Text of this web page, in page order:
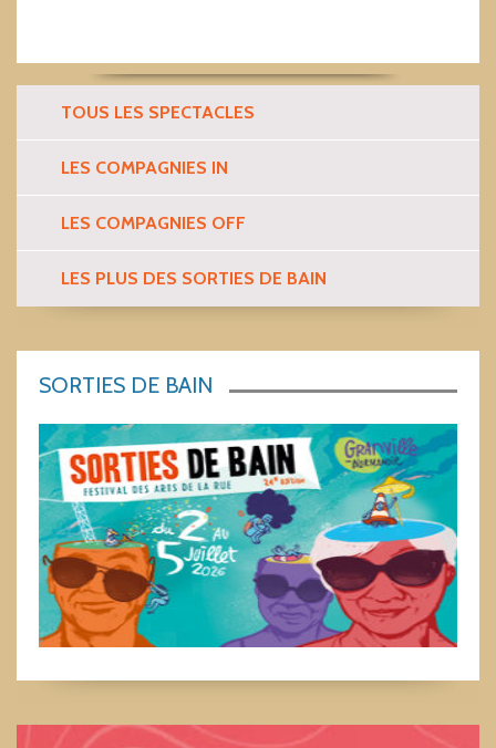
TOUS LES SPECTACLES
LES COMPAGNIES IN
LES COMPAGNIES OFF
LES PLUS DES SORTIES DE BAIN
SORTIES DE BAIN